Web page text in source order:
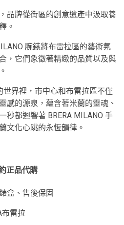
品牌從街區的創意遺產中汲取養
。
腕錶將布雷拉區的藝術氛
，它們象徵著精緻的品質以及與
世界裡，市中心和布雷拉區不僅
感的源泉，蘊含著米蘭的靈魂、
秒都迴響著 BRERA MILANO 手
文化心跳的永恆韻律。
正品代購
盒、售後保固
布雷拉